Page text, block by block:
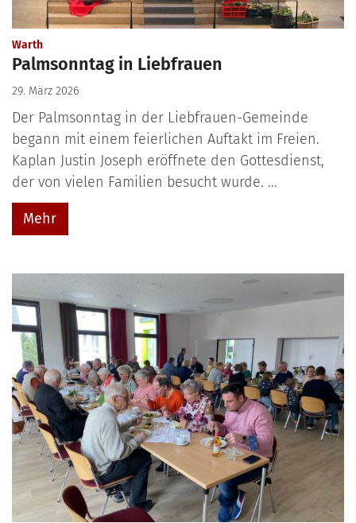
Warth:
Palmsonntag in Liebfrauen
29. März 2026
Der Palmsonntag in der Liebfrauen-Gemeinde
begann mit einem feierlichen Auftakt im Freien.
Kaplan Justin Joseph eröffnete den Gottesdienst,
der von vielen Familien besucht wurde. ...
Mehr